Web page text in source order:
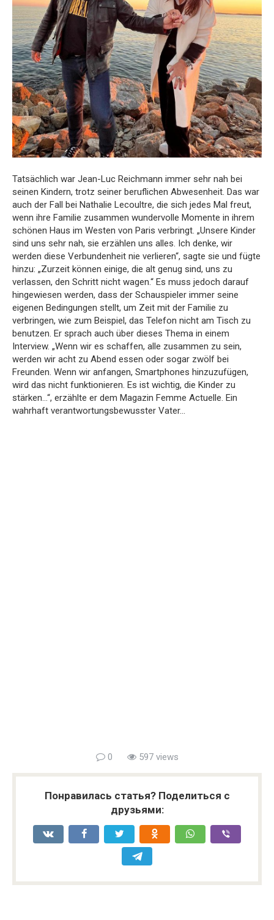
Tatsächlich war Jean-Luc Reichmann immer sehr nah bei
seinen Kindern, trotz seiner beruflichen Abwesenheit. Das war
auch der Fall bei Nathalie Lecoultre, die sich jedes Mal freut,
wenn ihre Familie zusammen wundervolle Momente in ihrem
schönen Haus im Westen von Paris verbringt. „Unsere Kinder
sind uns sehr nah, sie erzählen uns alles. Ich denke, wir
werden diese Verbundenheit nie verlieren“, sagte sie und fügte
hinzu: „Zurzeit können einige, die alt genug sind, uns zu
verlassen, den Schritt nicht wagen.“ Es muss jedoch darauf
hingewiesen werden, dass der Schauspieler immer seine
eigenen Bedingungen stellt, um Zeit mit der Familie zu
verbringen, wie zum Beispiel, das Telefon nicht am Tisch zu
benutzen. Er sprach auch über dieses Thema in einem
Interview. „Wenn wir es schaffen, alle zusammen zu sein,
werden wir acht zu Abend essen oder sogar zwölf bei
Freunden. Wenn wir anfangen, Smartphones hinzuzufügen,
wird das nicht funktionieren. Es ist wichtig, die Kinder zu
stärken…“, erzählte er dem Magazin Femme Actuelle. Ein
wahrhaft verantwortungsbewusster Vater…
0 597 views
Понравилась статья? Поделиться с
друзьями: